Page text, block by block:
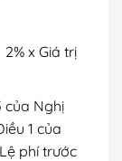
x Giá trị
của Nghị
1 của
phí trước